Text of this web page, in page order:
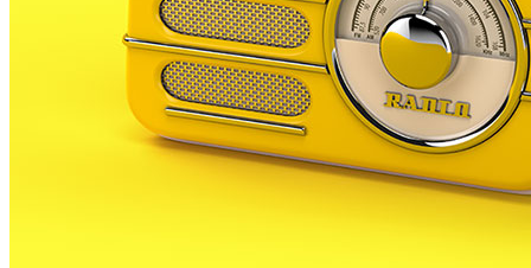
Carib, des d’on va importar la malaltia, on aquesta és
endèmica. Segons informa el Departament de Salut,
les tres tenen edats d’entre 27 i 56 anys i s’estan
El virus es transmet per la picada d’uns mosquits,